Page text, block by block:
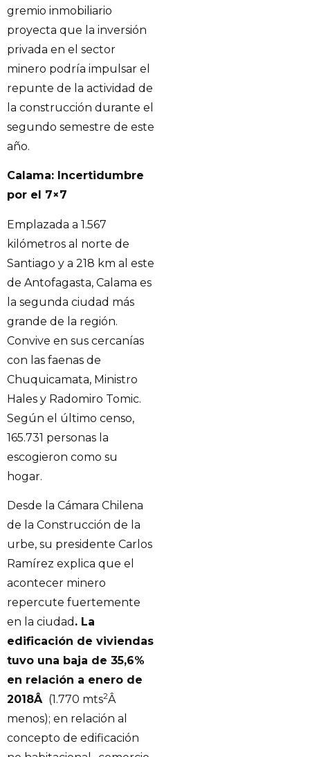
gremio inmobiliario
proyecta que la inversión
privada en el sector
minero podría impulsar el
repunte de la actividad de
la construcción durante el
segundo semestre de este
año.
Calama: Incertidumbre
por el 7×7
Emplazada a 1.567
kilómetros al norte de
Santiago y a 218 km al este
de Antofagasta, Calama es
la segunda ciudad más
grande de la región.
Convive en sus cercanías
con las faenas de
Chuquicamata, Ministro
Hales y Radomiro Tomic.
Según el último censo,
165.731 personas la
escogieron como su
hogar.
Desde la Cámara Chilena
de la Construcción de la
urbe, su presidente Carlos
Ramírez explica que el
acontecer minero
repercute fuertemente
en la ciudad . La
edificación de viviendas
tuvo una baja de 35,6%
en relación a enero de
2018Â (1.770 mts2Â
menos); en relación al
concepto de edificación